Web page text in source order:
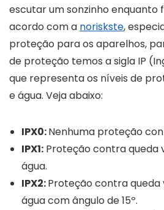
escutar um sonzinho enquanto
acordo com a noriskste,
proteção para os aparelhos,
de proteção temos a sigla IP
que representa os níveis de
e água. Veja abaixo:
IPX0:Nenhuma proteção
IPX1: Proteção contra queda
água.
IPX2:Proteção contra
água com ângulo de 15º.